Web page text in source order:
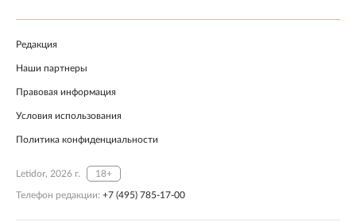
Редакция
Наши партнеры
Правовая информация
Условия использования
Политика конфиденциальности
Letidor, 2026 г. 18+
Телефон редакции: +7 (495) 785-17-00